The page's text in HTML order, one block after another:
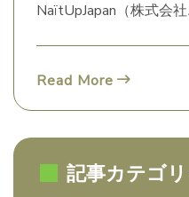
NaïtUpJapan（株式会
Read More
記事カテゴ